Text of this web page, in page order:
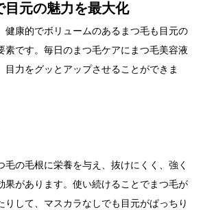
目元の魅力を最大化
健康的でボリュームのあるまつ毛も目元の
素です。毎日のまつ毛ケアにまつ毛美容液
目力をグッとアップさせることができま
毛の毛根に栄養を与え、抜けにくく、強く
果があります。使い続けることでまつ毛が
りして、マスカラなしでも目元がぱっちり